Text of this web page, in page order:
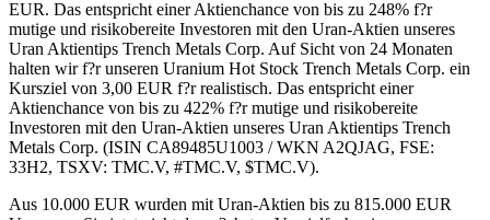
EUR. Das entspricht einer Aktienchance von bis zu 248% f?r
mutige und risikobereite Investoren mit den Uran-Aktien unseres
Uran Aktientips Trench Metals Corp. Auf Sicht von 24 Monaten
halten wir f?r unseren Uranium Hot Stock Trench Metals Corp. ein
Kursziel von 3,00 EUR f?r realistisch. Das entspricht einer
Aktienchance von bis zu 422% f?r mutige und risikobereite
Investoren mit den Uran-Aktien unseres Uran Aktientips Trench
Metals Corp. (ISIN CA89485U1003 / WKN A2QJAG, FSE:
33H2, TSXV: TMC.V, #TMC.V, $TMC.V).
Aus 10.000 EUR wurden mit Uran-Aktien bis zu 815.000 EUR